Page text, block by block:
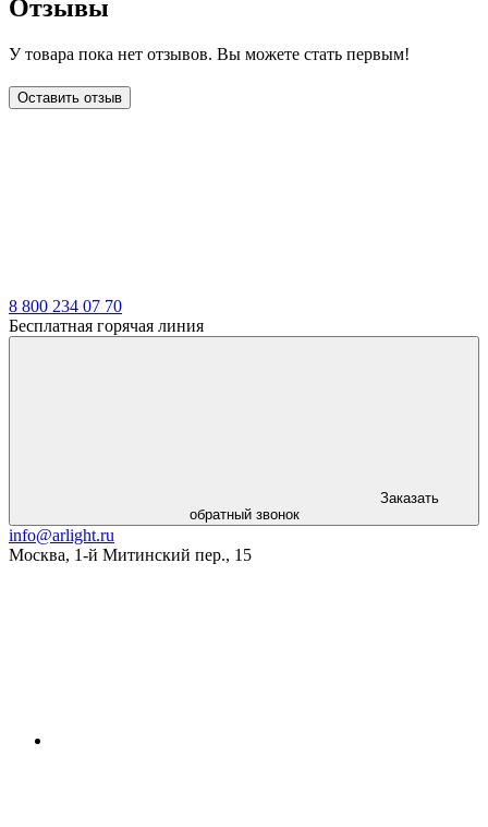
Отзывы
У товара пока нет отзывов. Вы можете стать первым!
Оставить отзыв
8 800 234 07 70
Бесплатная горячая линия
Заказать
обратный звонок
info@arlight.ru
Москва, 1-й Митинский пер., 15